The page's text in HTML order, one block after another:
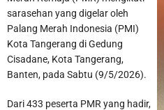
sarasehan yang digelar oleh
Palang Merah Indonesia (PMI)
Kota Tangerang di Gedung
Cisadane, Kota Tangerang,
Banten, pada Sabtu (9/5/2026).
Dari 433 peserta PMR yang hadir,